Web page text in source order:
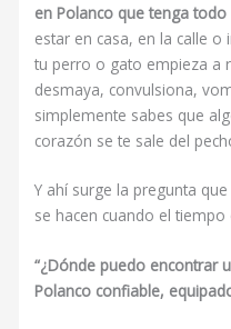
en Polanco que tenga
estar en casa, en la calle
tu perro o gato empieza a
desmaya, convulsiona,
simplemente sabes que
corazón se te sale del
Y ahí surge la pregunta
se hacen cuando el tiempo
“¿Dónde puedo encontrar
Polanco confiable,